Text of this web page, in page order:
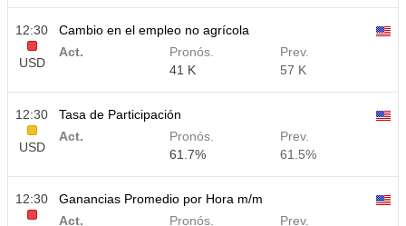
12:30
USD
Cambio en el empleo no agrícola
Act.
Pronós.
41 K
Prev.
57 K
12:30
USD
Tasa de Participación
Act.
Pronós.
61.7%
Prev.
61.5%
12:30
Ganancias Promedio por Hora m/m
Act.
Pronós. Prev.